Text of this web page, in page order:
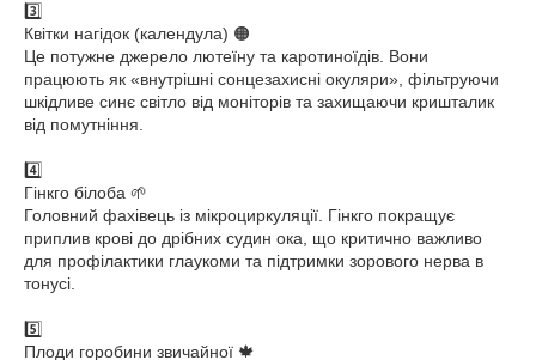
3️⃣
Квітки нагідок (календула) 🟠
Це потужне джерело лютеїну та каротиноїдів. Вони
працюють як «внутрішні сонцезахисні окуляри», фільтруючи
шкідливе синє світло від моніторів та захищаючи кришталик
від помутніння.
4️⃣
Гінкго білоба 🌱
Головний фахівець із мікроциркуляції. Гінкго покращує
приплив крові до дрібних судин ока, що критично важливо
для профілактики глаукоми та підтримки зорового нерва в
тонусі.
5️⃣
Плоди горобини звичайної 🍁